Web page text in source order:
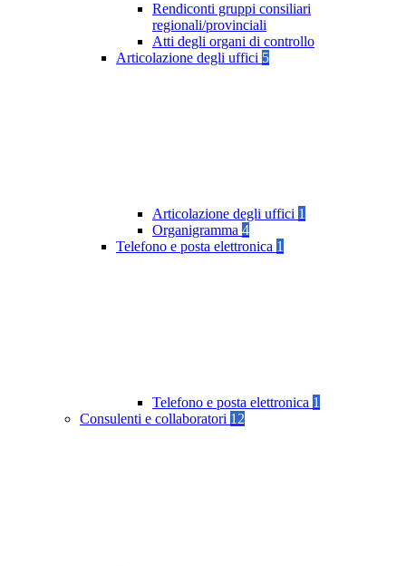
Rendiconti gruppi consiliari
regionali/provinciali
Atti degli organi di controllo
Articolazione degli uffici 5
Articolazione degli uffici 1
Organigramma 4
Telefono e posta elettronica 1
Telefono e posta elettronica 1
Consulenti e collaboratori 12